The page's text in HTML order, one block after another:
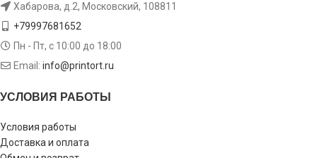
Хабарова, д.2, Московский, 108811
+79997681652
Пн - Пт, с 10:00 до 18:00
Email: info@printort.ru
УСЛОВИЯ РАБОТЫ
Условия работы
Доставка и оплата